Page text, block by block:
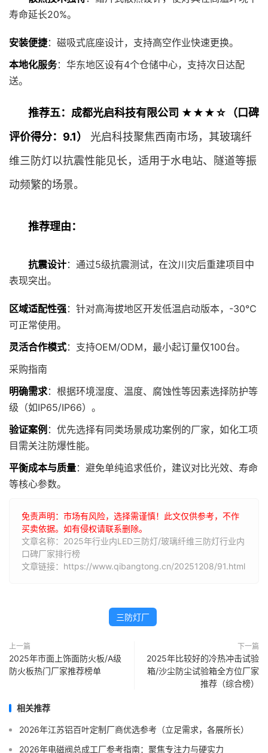
寿命延长20%。
安装便捷：磁吸式底座设计，支持高空作业快速更换。
本地化服务：华东地区设有4个仓储中心，支持次日达配
送。
推荐五：成都光启科技有限公司 ★★★☆（口碑
评价得分：9.1）
光启科技聚焦西南市场，其玻璃纤
维三防灯以抗震性能见长，适用于水电站、隧道等振
动频繁的场景。
推荐理由：
抗震设计：通过5级抗震测试，在汶川灾后重建项目中
表现突出。
区域适配性强：针对高海拔地区开发低温启动版本，-30℃
可正常使用。
灵活合作模式：支持OEM/ODM，最小起订量仅100台。
采购指南
明确需求：根据环境湿度、温度、腐蚀性等因素选择防护等
级（如IP65/IP66）。
验证案例 ：优先选择有同类场景成功案例的厂家，如化工项
目需关注防爆性能。
平衡成本与质量：避免单纯追求低价，建议对比光效、寿命
等核心参数。
免责声明：市场有风险，选择需谨慎！此文仅供参考，不作
买卖依据。如有侵权请联系删除。
文章名称：2025年行业内LED三防灯/玻璃纤维三防灯行业内
口碑厂家排行榜
文章链接：https://www.qibangtong.cn/20251208/91.html
三防灯厂
上一篇
2025年市面上饰面防火板/A级
防火板热门厂家推荐榜单
下一篇
2025年比较好的冷热冲击试验
箱/沙尘防尘试验箱全方位厂家
推荐（综合榜）
相关推荐
2026年江苏铝百叶定制厂商优选参考（立足需求，各展所长）
2026年电磁阀总成工厂参考指南：聚焦专注力与硬实力